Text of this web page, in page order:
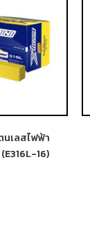
เลสไฟฟ้า
16)